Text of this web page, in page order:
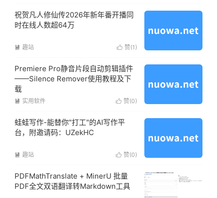
祝贺凡人修仙传2026年新年番开播同
时在线人数超64万
 赞(1 )
 趣站
Premiere Pro静音片段自动剪辑插件
——Silence Remover使用教程及下
载
 赞(0)
 实用软件
蛙蛙写作-能替你"打工"的AI写作平
台，附邀请码：UZekHC
 赞(0)
 趣站
PDFMathTranslate + MinerU 批量
PDF全文双语翻译转Markdown工具